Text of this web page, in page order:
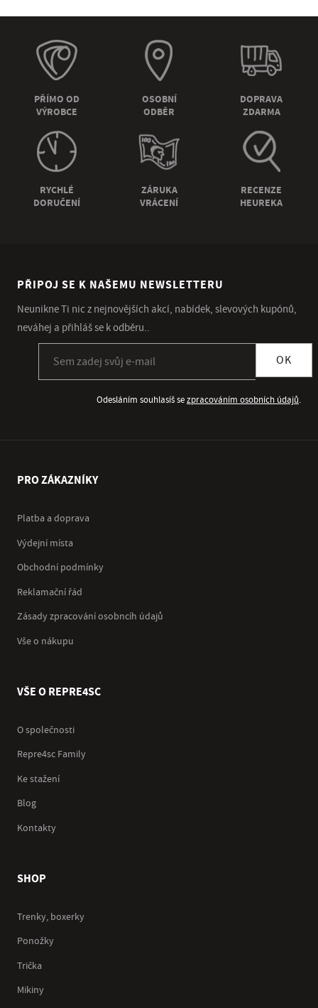
PŘÍMO OD
VÝROBCE
OSOBNÍ
ODBĚR
DOPRAVA
ZDARMA
RYCHLÉ
DORUČENÍ
ZÁRUKA
VRÁCENÍ
RECENZE
HEUREKA
PŘIPOJ SE K NAŠEMU NEWSLETTERU
Neunikne Ti nic z nejnovějších akcí, nabídek, slevových kupónů,
neváhej a přihláš se k odběru..
OK
Odesláním souhlasíš sezpracováním osobních údajů.
PRO ZÁKAZNÍKY
Platba a doprava
Výdejní místa
Obchodní podmínky
Reklamační řád
Zásady zpracování osobncíh údajů
Vše o nákupu
VŠE O REPRE4SC
O společnosti
Repre4sc Family
Ke stažení
Blog
Kontakty
SHOP
Trenky, boxerky
Ponožky
Trička
Mikiny